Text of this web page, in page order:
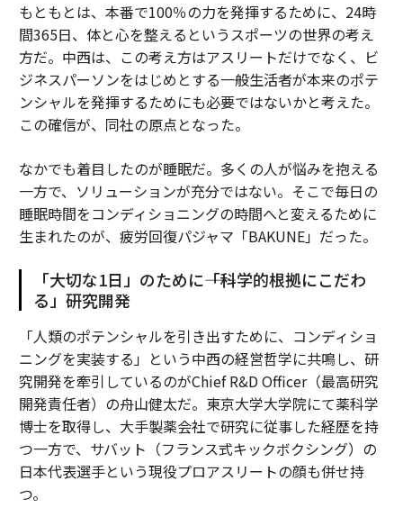
もともとは、本番で100％の力を発揮するために、24時
間365日、体と心を整えるというスポーツの世界の考え
方だ。中西は、この考え方はアスリートだけでなく、ビ
ジネスパーソンをはじめとする一般生活者が本来のポテ
ンシャルを発揮するためにも必要ではないかと考えた。
この確信が、同社の原点となった。
なかでも着目したのが睡眠だ。多くの人が悩みを抱える
一方で、ソリューションが充分ではない。そこで毎日の
睡眠時間をコンディショニングの時間へと変えるために
生まれたのが、疲労回復パジャマ「BAKUNE」だった。
「大切な1日」のために――「科学的根拠にこだわ
る」研究開発
「人類のポテンシャルを引き出すために、コンディショ
ニングを実装する」という中西の経営哲学に共鳴し、研
究開発を牽引しているのがChief R&D Officer（最高研究
開発責任者）の舟山健太だ。東京大学大学院にて薬科学
博士を取得し、大手製薬会社で研究に従事した経歴を持
つ一方で、サバット（フランス式キックボクシング）の
日本代表選手という現役プロアスリートの顔も併せ持
つ。